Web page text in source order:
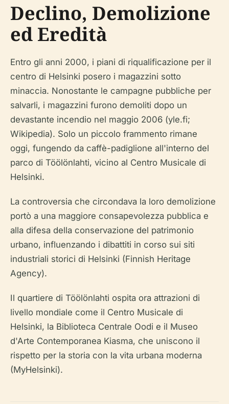
Declino, Demolizione
ed Eredità
Entro gli anni 2000, i piani di riqualificazione per il
centro di Helsinki posero i magazzini sotto
minaccia. Nonostante le campagne pubbliche per
salvarli, i magazzini furono demoliti dopo un
devastante incendio nel maggio 2006 (yle.fi;
Wikipedia). Solo un piccolo frammento rimane
oggi, fungendo da caffè-padiglione all'interno del
parco di Töölönlahti, vicino al Centro Musicale di
Helsinki.
La controversia che circondava la loro demolizione
portò a una maggiore consapevolezza pubblica e
alla difesa della conservazione del patrimonio
urbano, influenzando i dibattiti in corso sui siti
industriali storici di Helsinki (Finnish Heritage
Agency).
Il quartiere di Töölönlahti ospita ora attrazioni di
livello mondiale come il Centro Musicale di
Helsinki, la Biblioteca Centrale Oodi e il Museo
d'Arte Contemporanea Kiasma, che uniscono il
rispetto per la storia con la vita urbana moderna
(MyHelsinki).